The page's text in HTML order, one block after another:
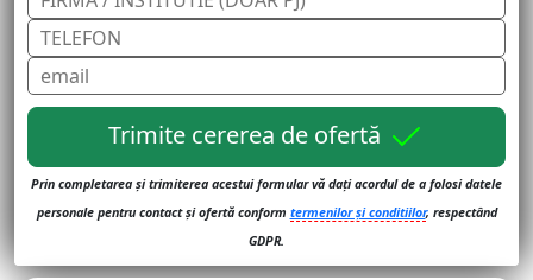
Trimite cererea de ofertă
Prin completarea și trimiterea acestui formular vă dați acordul de a folosi datele
personale pentru contact și ofertă conform termenilor și conditiilor, respectând
GDPR.